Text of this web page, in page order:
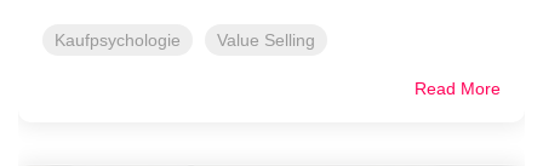
Kaufpsychologie Value Selling
Read More